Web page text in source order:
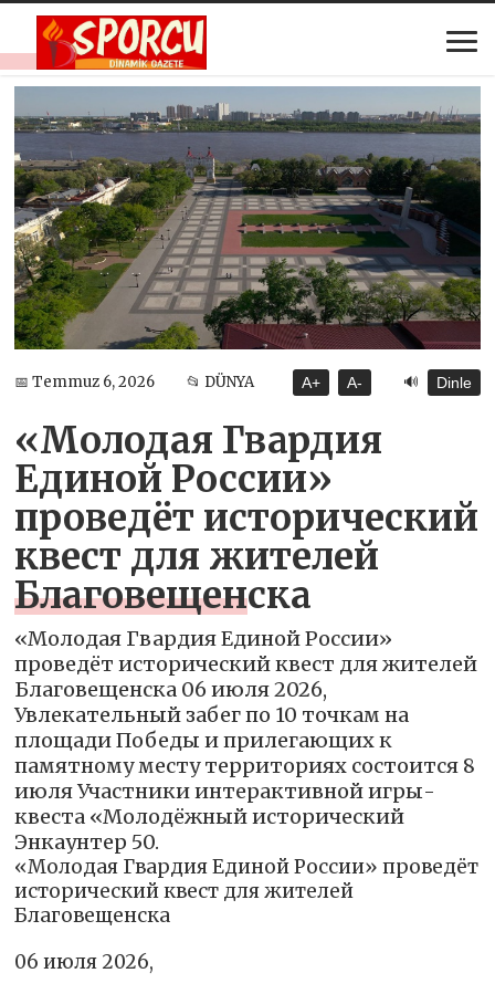
📅 Temmuz 6, 2026 📂 DÜNYA A+ A- 🔊 Dinle
«Молодая Гвардия
Единой России»
проведёт исторический
квест для жителей
Благовещенска
«Молодая Гвардия Единой России»
проведёт исторический квест для жителей
Благовещенска 06 июля 2026,
Увлекательный забег по 10 точкам на
площади Победы и прилегающих к
памятному месту территориях состоится 8
июля Участники интерактивной игры-
квеста «Молодёжный исторический
Энкаунтер 50.
«Молодая Гвардия Единой России» проведёт
исторический квест для жителей
Благовещенска
06 июля 2026,